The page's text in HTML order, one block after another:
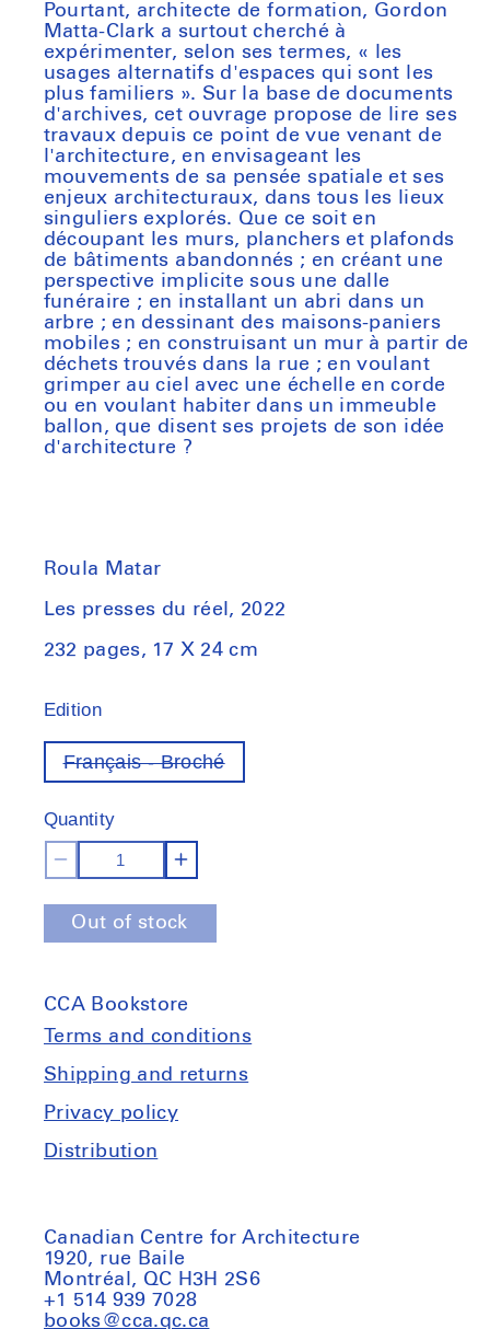
Pourtant, architecte de formation, Gordon
Matta-Clark a surtout cherché à
expérimenter, selon ses termes, « les
usages alternatifs d'espaces qui sont les
plus familiers ». Sur la base de documents
d'archives, cet ouvrage propose de lire ses
travaux depuis ce point de vue venant de
l'architecture, en envisageant les
mouvements de sa pensée spatiale et ses
enjeux architecturaux, dans tous les lieux
singuliers explorés. Que ce soit en
découpant les murs, planchers et plafonds
de bâtiments abandonnés ; en créant une
perspective implicite sous une dalle
funéraire ; en installant un abri dans un
arbre ; en dessinant des maisons-paniers
mobiles ; en construisant un mur à partir de
déchets trouvés dans la rue ; en voulant
grimper au ciel avec une échelle en corde
ou en voulant habiter dans un immeuble
ballon, que disent ses projets de son idée
d'architecture ?
Roula Matar
Les presses du réel, 2022
232 pages, 17 X 24 cm
Edition
Français - BrochéVariant
out
Quantity
Decrease
quantity
for
Gordon
Matta-
Clark
Increase
quantity
for
Gordon
Matta-
Clark
Out of stock
CCA Bookstore
Terms and conditions
Shipping and returns
Privacy policy
Distribution
Canadian Centre for Architecture
1920, rue Baile
Montréal, QC H3H 2S6
+1 514 939 7028
books@cca.qc.ca